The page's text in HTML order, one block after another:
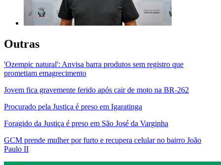
Outras
'Ozempic natural': Anvisa barra produtos sem registro que
prometiam emagrecimento
Jovem fica gravemente ferido após cair de moto na BR-262
Procurado pela Justiça é preso em Igaratinga
Foragido da Justiça é preso em São José da Varginha
GCM prende mulher por furto e recupera celular no bairro João
Paulo II